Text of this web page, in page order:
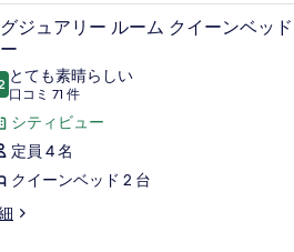
高級寝具、
6 ジュアリー ルーム クイーンベッ
点中 9.2
とても素晴らしい
口コミ 71 件
(口
コ
ミ
71
件)
シティビュー
定員 4 名
クイーンベッド 2 台